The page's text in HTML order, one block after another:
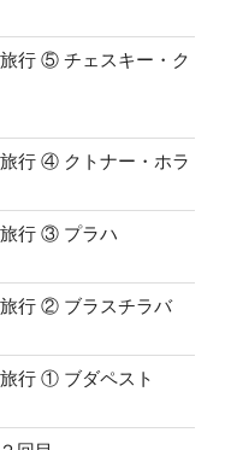
行 ⑤ チェスキー・ク
行 ④ クトナー・ホラ
行 ③ プラハ
行 ② ブラスチラバ
行 ① ブダペスト